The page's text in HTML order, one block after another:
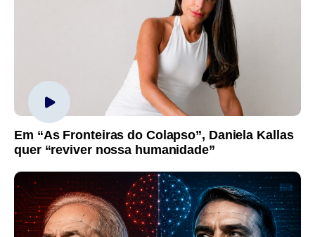
Em “As Fronteiras do Colapso”, Daniela Kallas
quer “reviver nossa humanidade”